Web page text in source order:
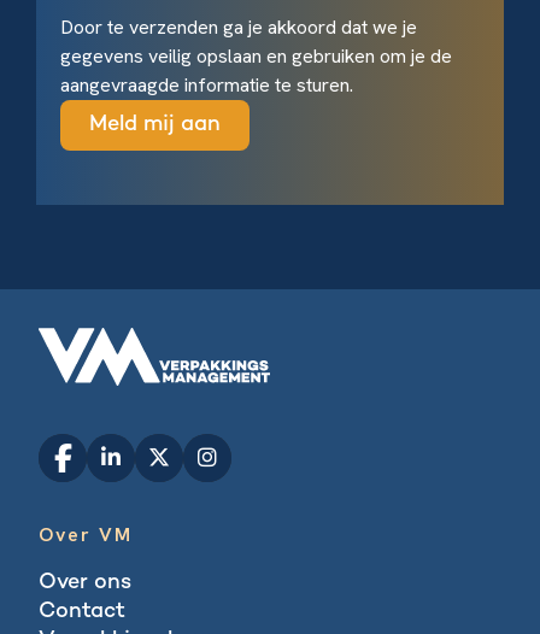
Door te verzenden ga je akkoord dat we je
gegevens veilig opslaan en gebruiken om je de
aangevraagde informatie te sturen.
Over VM
Over ons
Contact